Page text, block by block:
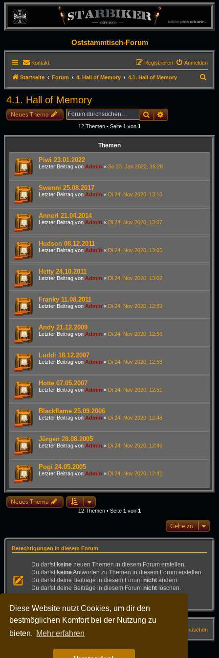
Diese Website nutzt Cookies, um dir den
bestmöglichen Komfort bei der Nutzung zu
bieten. Mehr erfahren
Oststammtisch-Forum
Kontakt Anmelden
Registrieren
Startseite Forum 4. Hall of Memory 4.1. Hall of Memory
u
4.1. Hall of Memory
Neues Thema SucheErweiterte Suche
12 Themen • Seite 1 von 1
Themen
Piwi 23.01.2022
Letzter Beitrag von Admin « So 23. Jan 2022, 16:28
Swenni 25.08.2017
Letzter Beitrag von Admin « Di 24. Nov 2020, 13:10
Annerl 21.04.2014
Letzter Beitrag von Admin « Di 24. Nov 2020, 13:07
Hudson 08.12.2011
Letzter Beitrag von Admin « Di 24. Nov 2020, 13:05
Hetty 24.10.2011
Letzter Beitrag von Admin « Di 24. Nov 2020, 13:02
Franky 11.08.2011
Letzter Beitrag von Admin « Di 24. Nov 2020, 12:59
Andy 21.12.2009
Letzter Beitrag von Admin « Di 24. Nov 2020, 12:56
Luddi 18.12.2007
Letzter Beitrag von Admin « Di 24. Nov 2020, 12:53
Hotte 07.05.2007
Letzter Beitrag von Admin « Di 24. Nov 2020, 12:51
Blackflame 25.09.2006
Letzter Beitrag von Admin « Di 24. Nov 2020, 12:48
Jürgen 28.08.2005
Letzter Beitrag von Admin « Di 24. Nov 2020, 12:46
Pogi 24.05.2005
Letzter Beitrag von Admin « Di 24. Nov 2020, 12:41
Neues Thema
12 Themen • Seite 1 von 1
Gehe zu
Berechtigungen in diesem Forum
Du darfst keine neuen Themen in diesem Forum erstellen.
Du darfst keineAntworten zu Themen in diesem Forum erstellen.
Du darfst deine Beiträge in diesem Forum nicht ändern.
Du darfst deine Beiträge in diesem Forum nicht löschen.
Startseite Forum Alle Cookies löschen
Alle Zeiten sindUTC+02:00
Powered by phpBB ® Forum Software © phpBB Limited